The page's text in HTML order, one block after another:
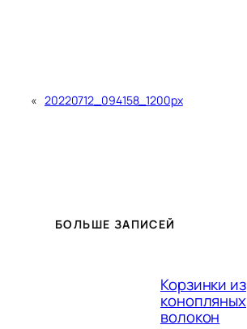
« 20220712_094158_1200px
БОЛЬШЕ ЗАПИСЕЙ
Корзинки из
конопляных
волокон